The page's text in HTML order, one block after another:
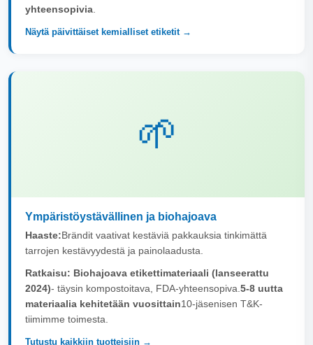
yhteensopivia
Näytä päivittäiset kemialliset etiketit →
🌱
Ympäristöystävällinen ja biohajoava
Haaste:Brändit vaativat kestäviä pakkauksia tinkimättä
tarrojen kestävyydestä ja painolaadusta.
Ratkaisu: Biohajoava etikettimateriaali (lanseerattu
2024)- täysin kompostoitava, FDA-yhteensopiva. 5-8 uutta
materiaalia kehitetään vuosittain10-jäsenisen T&K-
tiimimme toimesta.
Tutustu kaikkiin tuotteisiin →